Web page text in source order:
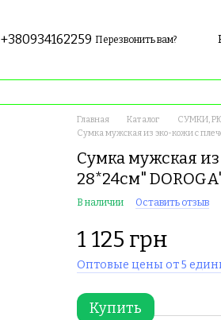
+380934162259 Перезвонить вам?
Главная Каталог СУМКИ,
Сумка мужская из эко-кожи с
Сумка мужская
28*24см"
В наличии Оставить отзыв
1 125 грн
Оптовые цены от 5
Купить